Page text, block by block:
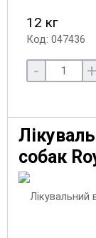
12 кг
Код: 047436
- +
собак